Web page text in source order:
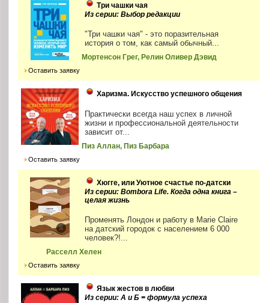
Три чашки чая
Из серии: Выбор редакции
"Три чашки чая" - это поразительная
история о том, как самый обычный...
Мортенсон Грег, Релин Оливер Дэвид
Оставить заявку
Харизма. Искусство успешного общения
Практически всегда наш успех в личной
жизни и профессиональной деятельности
зависит от...
Пиз Аллан, Пиз Барбара
Оставить заявку
Хюгге, или Уютное счастье по-датски
Из серии: Bombora Life. Когда одна книга –
целая жизнь
Променять Лондон и работу в Marie Claire
на датский городок с населением 6 000
человек?!...
Расселл Хелен
Оставить заявку
Язык жестов в любви
Из серии: А и Б = формула успеха